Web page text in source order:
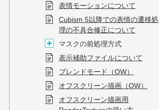
表情モーションについて
Cubism 5以降での表情の遷移処
理の不具合修正について
マスクの前処理方式
表示補助ファイルについて
ブレンドモード（OW）
オフスクリーン描画（OW）
オフスクリーン描画用